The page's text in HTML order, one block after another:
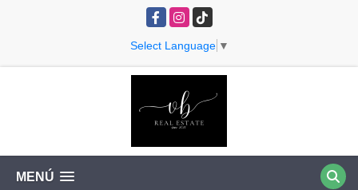
FacebookInstagram
TikTok
Select Language ▼
MENÚ